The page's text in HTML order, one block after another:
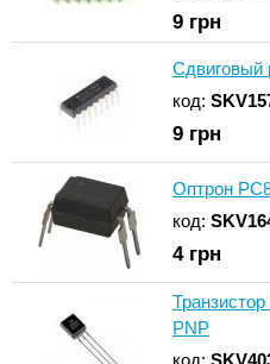
9 грн
Сдвиговый
код:
9 грн
Оптрон
код:
4грн
PNP
код: